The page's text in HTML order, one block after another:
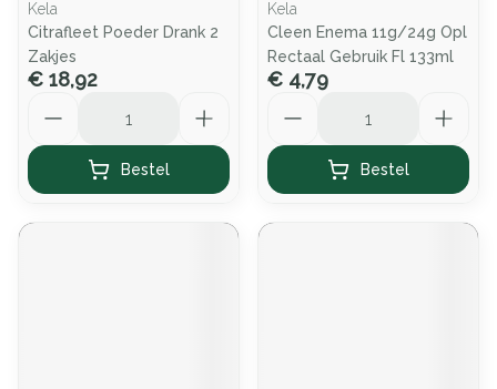
Kela
Citrafleet Poeder Drank 2
Zakjes
€ 18,92
Bestel
Kela
Cleen Enema 11g/24g Opl
Rectaal Gebruik Fl 133ml
€ 4,79
Bestel